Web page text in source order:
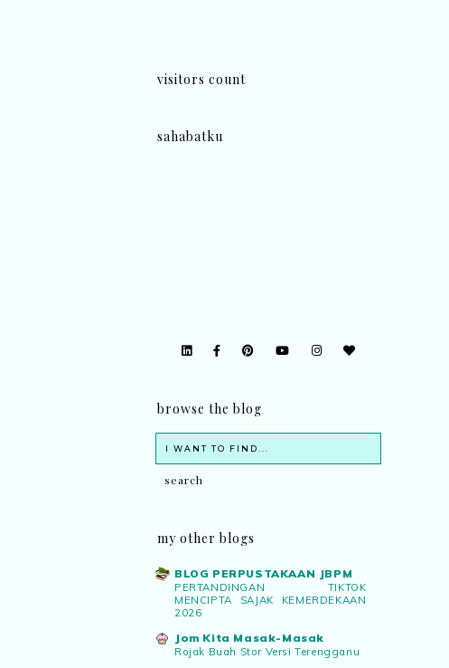
visitors count
sahabatku
browse the blog
my other blogs
BLOG PERPUSTAKAAN JBPM
PERTANDINGAN TIKTOK
MENCIPTA SAJAK KEMERDEKAAN
2026
Jom Kita Masak-Masak
Rojak Buah Stor Versi Terengganu